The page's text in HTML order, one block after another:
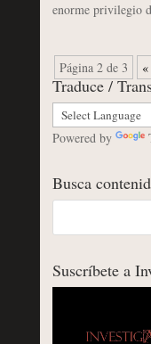
enorme privilegio
Página 2 de 3 «
Traduce /
Powered by
Busca
Suscríbete a